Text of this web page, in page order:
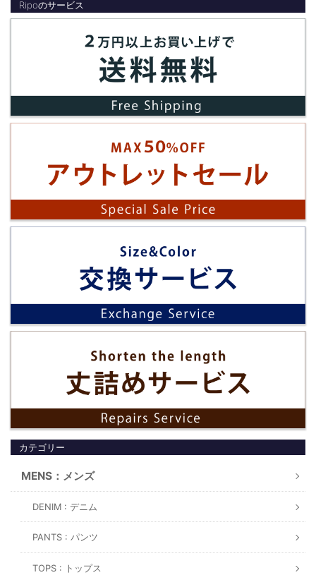
Ripoのサービス
カテゴリー
MENS：メンズ
DENIM : デニム
PANTS : パンツ
TOPS : トップス